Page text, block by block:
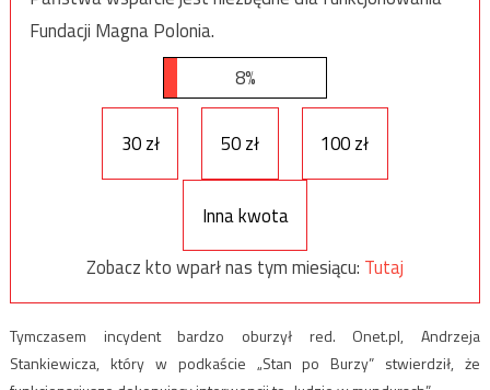
Fundacji Magna Polonia.
8%
30 zł 50 zł 100 zł
Inna kwota
Zobacz kto wparł nas tym miesiącu: Tutaj
Tymczasem incydent bardzo oburzył red. Onet.pl, Andrzeja
Stankiewicza, który w podkaście „Stan po Burzy” stwierdził, że